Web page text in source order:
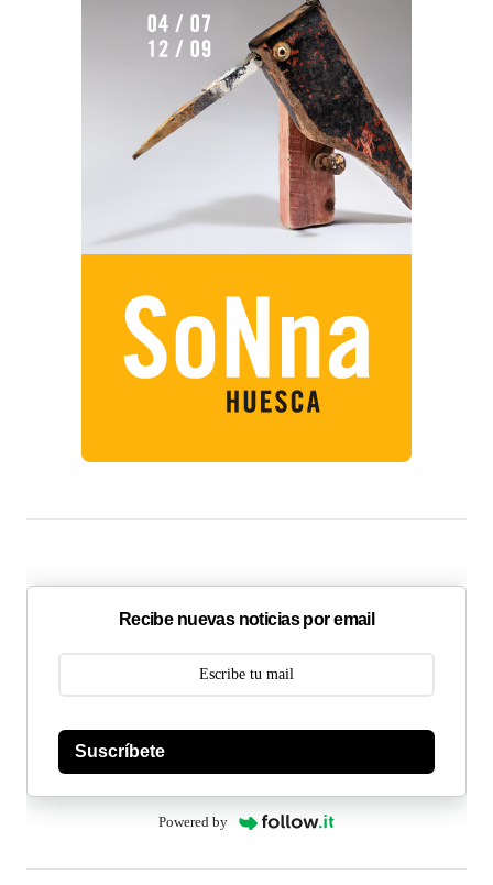
Recibe nuevas noticias por email
Suscríbete
Powered by